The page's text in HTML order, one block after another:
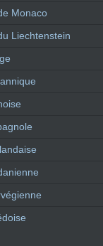
Monaco
Liechtenstein